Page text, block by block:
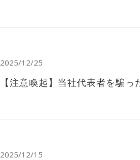
2025/12/25
【注意喚起】当社代表者を騙
2025/12/15